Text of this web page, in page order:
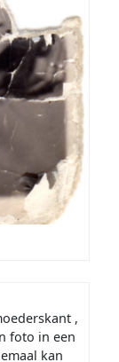
,
foto in een
kan